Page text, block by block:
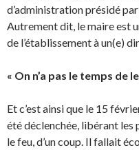
d’administration présidé
Autrement dit, le maire est
de l’établissement à un(e)
« On n’a pas le temps de
Et c’est ainsi que le 15
été déclenchée, libérant
le feu, d’un coup. Il fallait